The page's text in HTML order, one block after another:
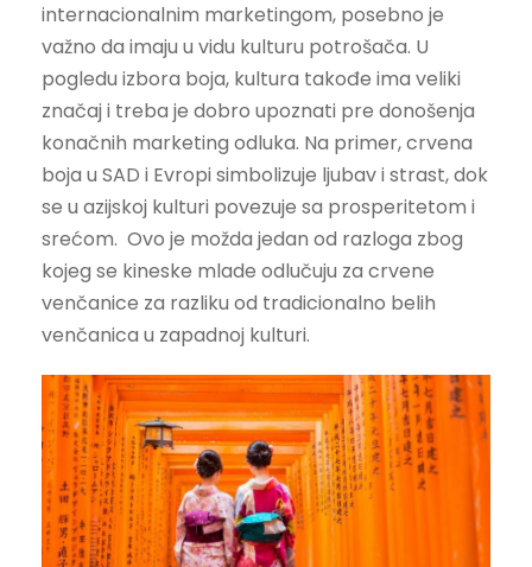
internacionalnim marketingom, posebno je
važno da imaju u vidu kulturu potrošača. U
pogledu izbora boja, kultura takođe ima veliki
značaj i treba je dobro upoznati pre donošenja
konačnih marketing odluka. Na primer, crvena
boja u SAD i Evropi simbolizuje ljubav i strast, dok
se u azijskoj kulturi povezuje sa prosperitetom i
srećom. Ovo je možda jedan od razloga zbog
kojeg se kineske mlade odlučuju za crvene
venčanice za razliku od tradicionalno belih
venčanica u zapadnoj kulturi.